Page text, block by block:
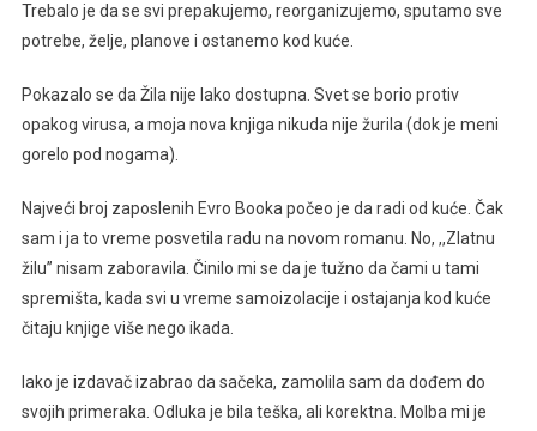
Trebalo je da se svi prepakujemo, reorganizujemo, sputamo sve
potrebe, želje, planove i ostanemo kod kuće.
Pokazalo se da Žila nije lako dostupna. Svet se borio protiv
opakog virusa, a moja nova knjiga nikuda nije žurila (dok je meni
gorelo pod nogama).
Najveći broj zaposlenih Evro Booka počeo je da radi od kuće. Čak
sam i ja to vreme posvetila radu na novom romanu. No, ,,Zlatnu
žilu” nisam zaboravila. Činilo mi se da je tužno da čami u tami
spremišta, kada svi u vreme samoizolacije i ostajanja kod kuće
čitaju knjige više nego ikada.
Iako je izdavač izabrao da sačeka, zamolila sam da dođem do
svojih primeraka. Odluka je bila teška, ali korektna. Molba mi je